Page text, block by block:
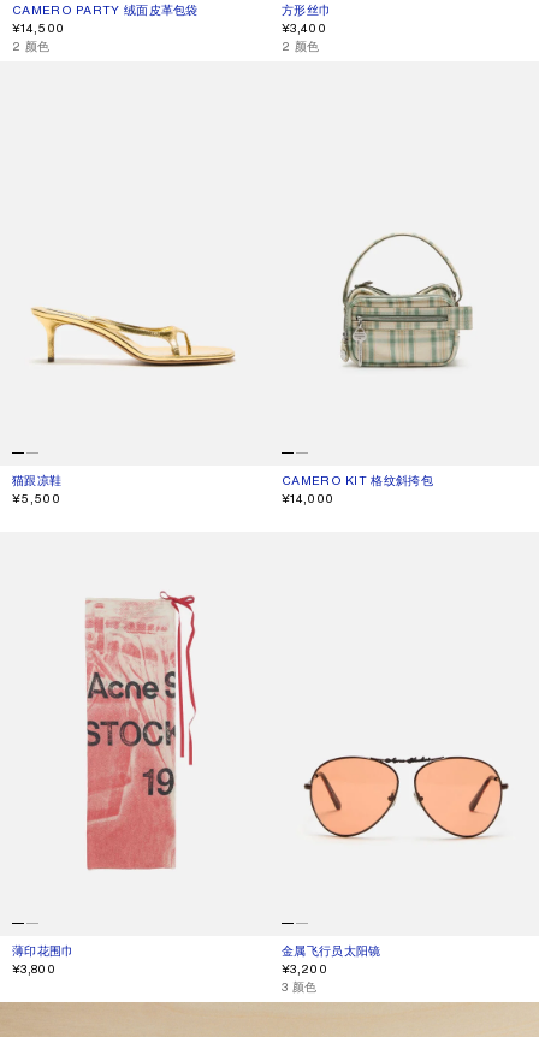
CAMERO PARTY 绒面皮革包袋
当前颜色： 干邑棕
價格：¥14,500。
¥14,500
,2 颜色
方形丝巾
当前颜色： 旧粉色
價格：¥3,400。
¥3,400
,2 颜色
猫跟凉鞋
当前颜色： 金色
價格：¥5,500。
¥5,500
CAMERO KIT 格纹斜挎包
当前颜色： 绿色/橙色
價格：¥14,000。
¥14,000
薄印花围巾
当前颜色： 深粉色
價格：¥3,800。
¥3,800
金属飞行员太阳镜
当前颜色： 棕色/橙色
價格：¥3,200。
¥3,200
,3 颜色